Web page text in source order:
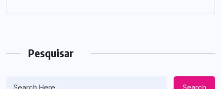
Pesquisar